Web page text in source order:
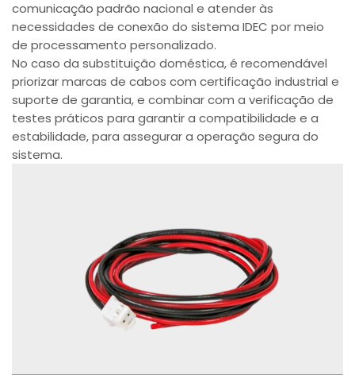
comunicação padrão nacional e atender às
necessidades de conexão do sistema IDEC por meio
de processamento personalizado.
No caso da substituição doméstica, é recomendável
priorizar marcas de cabos com certificação industrial e
suporte de garantia, e combinar com a verificação de
testes práticos para garantir a compatibilidade e a
estabilidade, para assegurar a operação segura do
sistema.